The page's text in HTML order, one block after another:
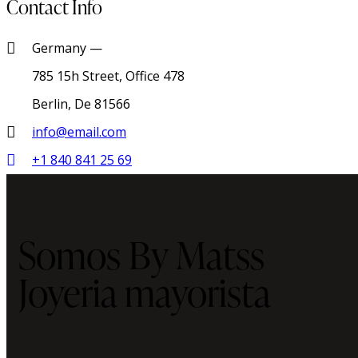
Contact Info
Germany —
785 15h Street, Office 478
Berlin, De 81566
info@email.com
+1 840 841 25 69
Somos By Matss
Joyeria mayorista